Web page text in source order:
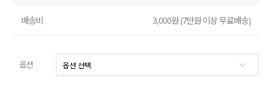
코디템
배송비 3,000원 (7만원 이상 무료배송)
옵션